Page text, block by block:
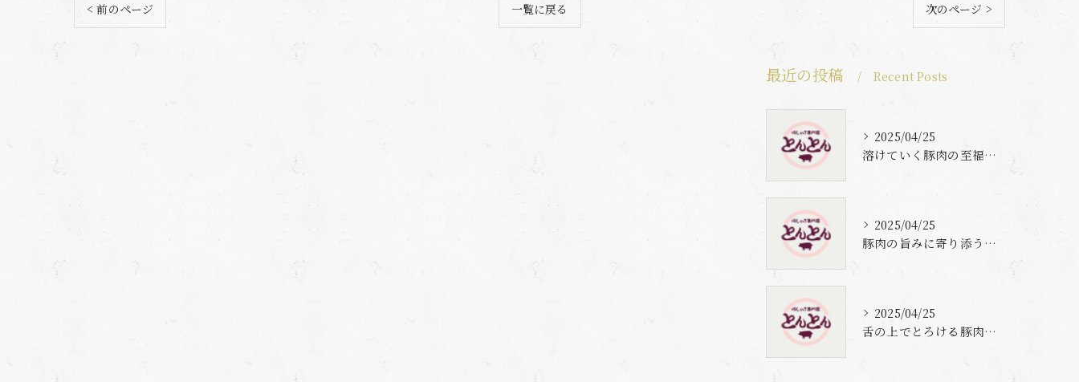
< 前のページ 一覧に戻る 次のページ >
最近の投稿 Recent Posts
2025/04/25
溶けていく豚肉の至福体験
2025/04/25
豚肉の旨みに寄り添う自家製梅出汁の魅力
2025/04/25
舌の上でとろける豚肉と自家製梅出汁の魅力